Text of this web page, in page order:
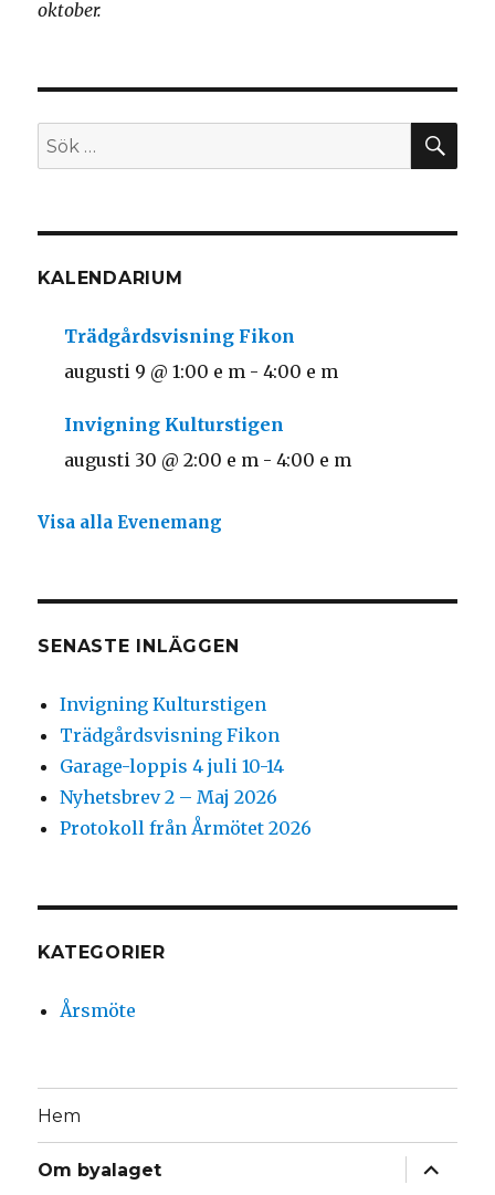
oktober.
Sök
efter:
KALENDARIUM
Trädgårdsvisning Fikon
augusti 9 @ 1:00 e m -4:00 e m
Invigning Kulturstigen
augusti 30 @ 2:00 e m -4:00 e m
Visa alla Evenemang
SENASTE INLÄGGEN
Invigning Kulturstigen
Trädgårdsvisning Fikon
Garage-loppis 4 juli 10-14
Nyhetsbrev 2 – Maj 2026
Protokoll från Årmötet 2026
KATEGORIER
Årsmöte
Hem
Om byalaget